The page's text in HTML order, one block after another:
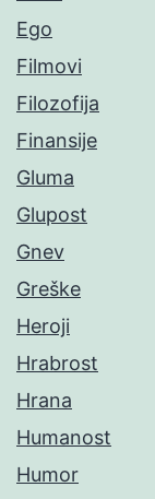
Ego
Filmovi
Filozofija
Finansije
Gluma
Glupost
Gnev
Greške
Heroji
Hrabrost
Hrana
Humanost
Humor